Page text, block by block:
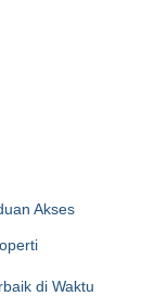
Akses
di Waktu